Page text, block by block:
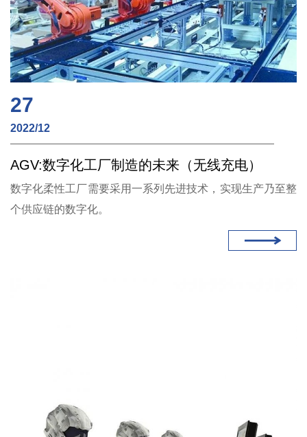
27
2022/12
AGV:数字化工厂制造的未来（无线充电）
数字化柔性工厂需要采用一系列先进技术，实现生产乃至整
个供应链的数字化。